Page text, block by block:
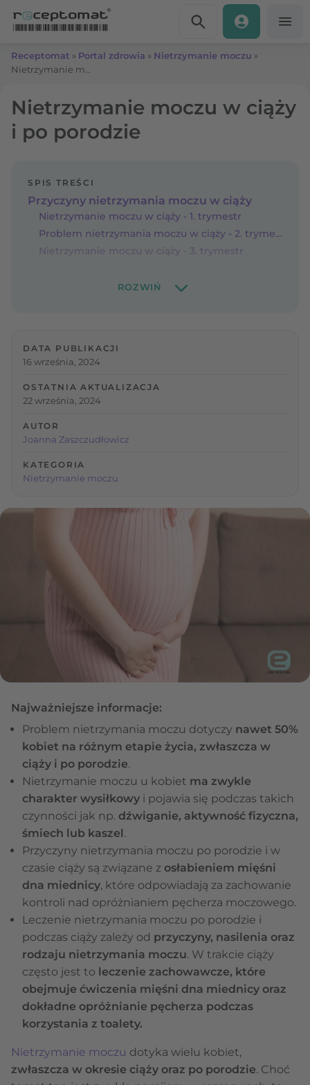
Receptomat » Portal zdrowia » Nietrzymanie moczu »
Nietrzymanie moczu w ciąży
i po porodzie
SPIS TREŚCI
Przyczyny nietrzymania moczu w ciąży
Nietrzymanie moczu w ciąży - 1. trymestr
Problem nietrzymania moczu w ciąży - 2. trymestr
Nietrzymanie moczu w ciąży - 3. trymestr
DATA PUBLIKACJI
16 września, 2024
OSTATNIA AKTUALIZACJA
22 września, 2024
AUTOR
Joanna Zaszczudłowicz
KATEGORIA
Nietrzymanie moczu
Najważniejsze informacje:
Problem nietrzymania moczu dotyczy nawet 50%
kobiet na różnym etapie życia, zwłaszcza w
ciąży i po porodzie.
Nietrzymanie moczu u kobiet ma zwykle
charakter wysiłkowy i pojawia się podczas takich
czynności jak np. dźwiganie, aktywność fizyczna,
śmiech lub kaszel.
Przyczyny nietrzymania moczu po porodzie i w
czasie ciąży są związane z osłabieniem mięśni
dna miednicy, które odpowiadają za zachowanie
kontroli nad opróżnianiem pęcherza moczowego.
Leczenie nietrzymania moczu po porodzie i
podczas ciąży zależy od przyczyny, nasilenia oraz
rodzaju nietrzymania moczu. W trakcie ciąży
często jest to leczenie zachowawcze, które
obejmuje ćwiczenia mięśni dna miednicy oraz
dokładne opróżnianie pęcherza podczas
korzystania z toalety.
Nietrzymanie moczu dotyka wielu kobiet,
zwłaszcza w okresie ciąży oraz po porodzie. Choć